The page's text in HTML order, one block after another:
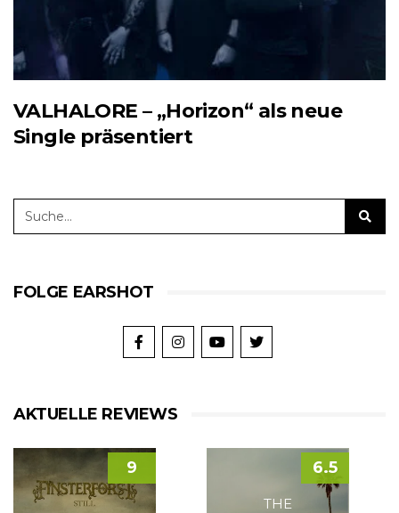
VALHALORE – „Horizon“ als neue
Single präsentiert
FOLGE EARSHOT
AKTUELLE REVIEWS
9
THE
6.5